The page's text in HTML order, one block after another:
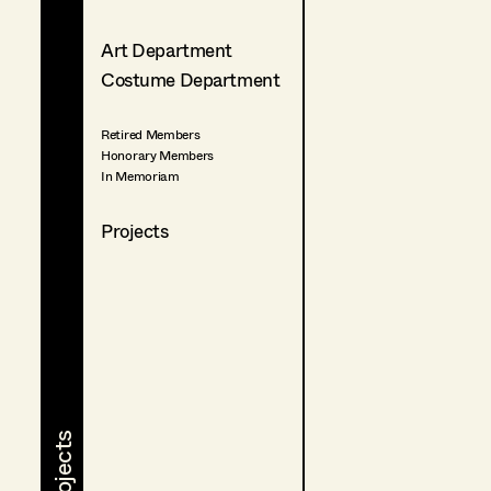
Art Department
Costume Department
Retired Members
Honorary Members
In Memoriam
Projects